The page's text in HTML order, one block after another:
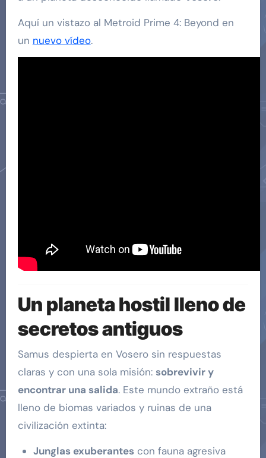
Aquí un vistazo al Metroid Prime 4: Beyond en
un nuevo vídeo.
Un planeta hostil lleno de
secretos antiguos
Samus despierta en Vosero sin respuestas
claras y con una sola misión: sobrevivir y
encontrar una salida. Este mundo extraño está
lleno de biomas variados y ruinas de una
civilización extinta:
Junglas exuberantescon fauna agresiva